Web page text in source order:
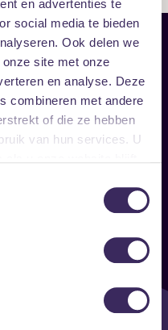
en advertenties te
social media te bieden
Ook delen we
site met onze
en analyse. Deze
combineren met andere
of die ze hebben
van hun services. U